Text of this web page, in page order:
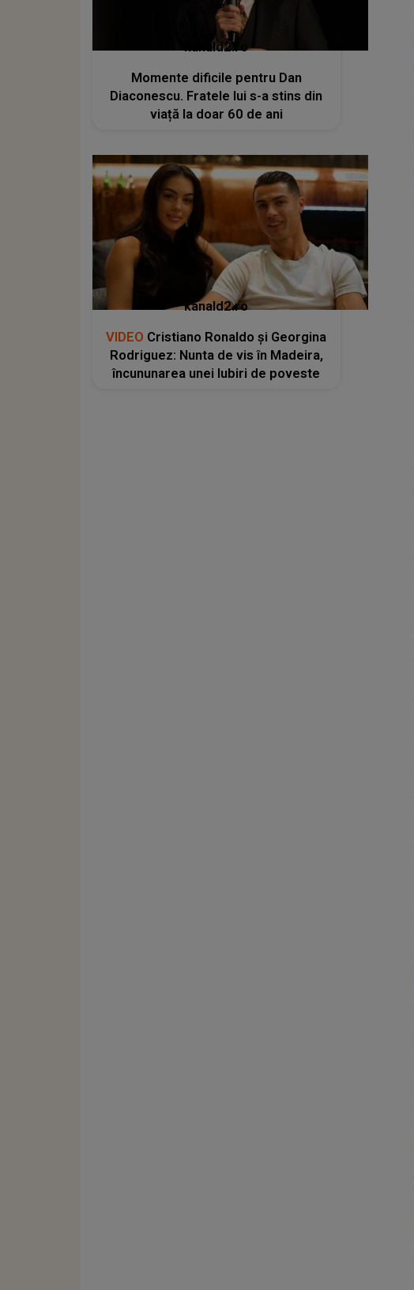
kanald2.ro
Momente dificile pentru Dan
Diaconescu. Fratele lui s-a stins din
viață la doar 60 de ani
kanald2.ro
VIDEO Cristiano Ronaldo și Georgina
Rodriguez: Nunta de vis în Madeira,
încununarea unei Iubiri de poveste